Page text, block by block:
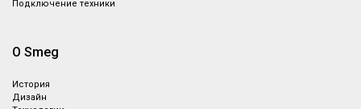
Подключение техники
О Smeg
История
Дизайн